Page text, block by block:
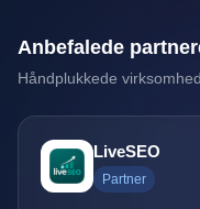
Anbefalede
Håndplukkede
LiveSEO
Partner